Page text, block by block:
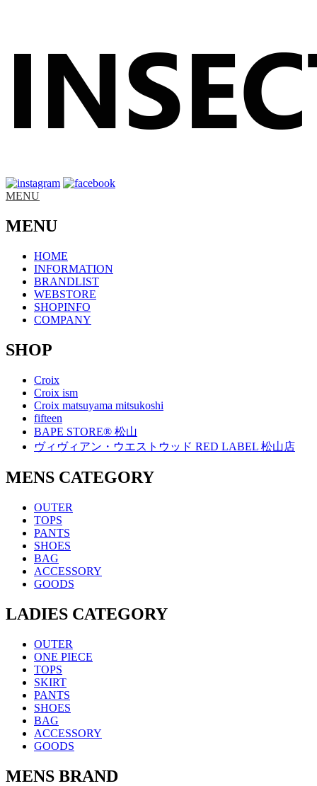
MENU
MENU
HOME
INFORMATION
BRANDLIST
WEBSTORE
SHOPINFO
COMPANY
SHOP
Croix
Croix ism
Croix matsuyama mitsukoshi
fifteen
BAPE STORE® 松山
ヴィヴィアン・ウエストウッド RED LABEL 松山店
MENS CATEGORY
OUTER
TOPS
PANTS
SHOES
BAG
ACCESSORY
GOODS
LADIES CATEGORY
OUTER
ONE PIECE
TOPS
SKIRT
PANTS
SHOES
BAG
ACCESSORY
GOODS
MENS BRAND